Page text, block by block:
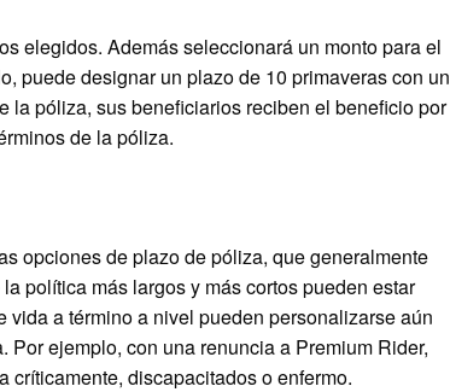
elegidos. Además seleccionará un monto para el
puede designar un plazo de 10 primaveras con un
la póliza, sus beneficiarios reciben el beneficio por
de la póliza.
opciones de plazo de póliza, que generalmente
política más largos y más cortos pueden estar
a término a nivel pueden personalizarse aún
ejemplo, con una renuncia a Premium Rider,
discapacitados o enfermo.